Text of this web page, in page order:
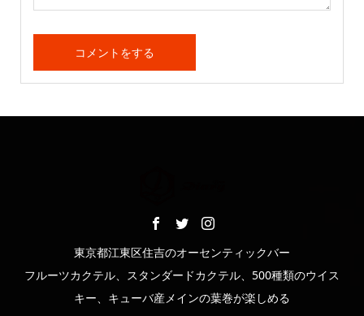
東京都江東区住吉のオーセンティックバー
フルーツカクテル、スタンダードカクテル、500種類のウイス
キー、キューバ産メインの葉巻が楽しめる